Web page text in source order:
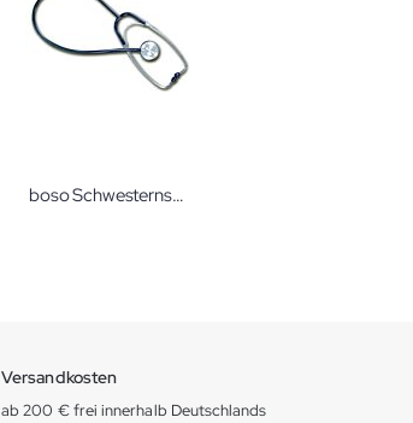
boso Schwesternstethoskop Nurse
Versandkosten
ab 200 € frei innerhalb Deutschlands